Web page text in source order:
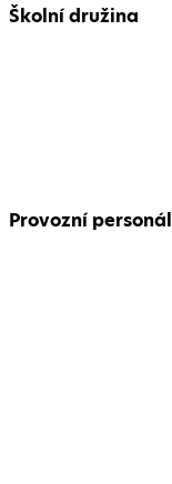
Školní družina
Provozní personál